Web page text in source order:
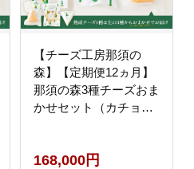
【チーズ工房那須の
森】【定期便12ヵ月】
那須の森3種チーズおま
かせセット（カチョカ
ズ1種） 毎月届く 12ヵ
168,000円